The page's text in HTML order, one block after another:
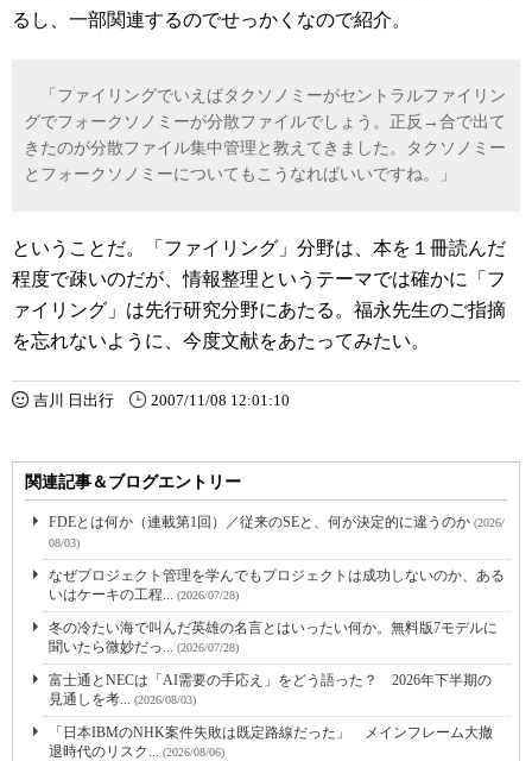
るし、一部関連するのでせっかくなので紹介。
「ファイリングでいえばタクソノミーがセントラルファイリン
グでフォークソノミーが分散ファイルでしょう。正反→合で出て
きたのが分散ファイル集中管理と教えてきました。タクソノミー
とフォークソノミーについてもこうなればいいですね。」
ということだ。「ファイリング」分野は、本を１冊読んだ
程度で疎いのだが、情報整理というテーマでは確かに「フ
ァイリング」は先行研究分野にあたる。福永先生のご指摘
を忘れないように、今度文献をあたってみたい。
吉川 日出行 2007/11/08 12:01:10
関連記事＆ブログエントリー
FDEとは何か（連載第1回）／従来のSEと、何が決定的に違うのか (2026/
08/03)
なぜプロジェクト管理を学んでもプロジェクトは成功しないのか、ある
いはケーキの工程... (2026/07/28)
冬の冷たい海で叫んだ英雄の名言とはいったい何か。無料版7モデルに
聞いたら微妙だっ... (2026/07/28)
富士通とNECは「AI需要の手応え」をどう語った？ 2026年下半期の
見通しを考... (2026/08/03)
「日本IBMのNHK案件失敗は既定路線だった」 メインフレーム大撤
退時代のリスク... (2026/08/06)